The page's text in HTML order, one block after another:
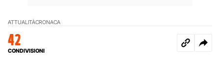
ATTUALITÀCRONACA
42
CONDIVISIONI